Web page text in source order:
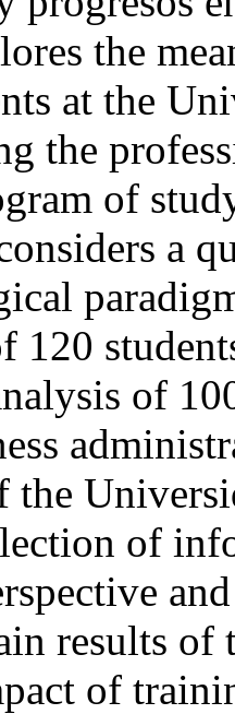
the
at the
the
of
a
120
of
of
results
of